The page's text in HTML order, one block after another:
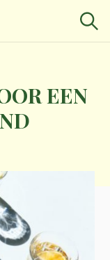
WHO
EEN